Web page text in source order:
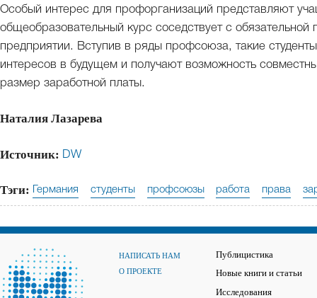
Особый интерес для профорганизаций представляют
общеобразовательный курс соседствует с обязательной
предприятии. Вступив в ряды профсоюза, такие
интересов в будущем и получают возможность
размер заработной платы.
Наталия Лазарева
Источник: DW
Тэги: Германия студенты профсоюзы работа права
НАПИСАТЬ НАМ
О ПРОЕКТЕ
Публицистика
Новые книги и статьи
Исследования